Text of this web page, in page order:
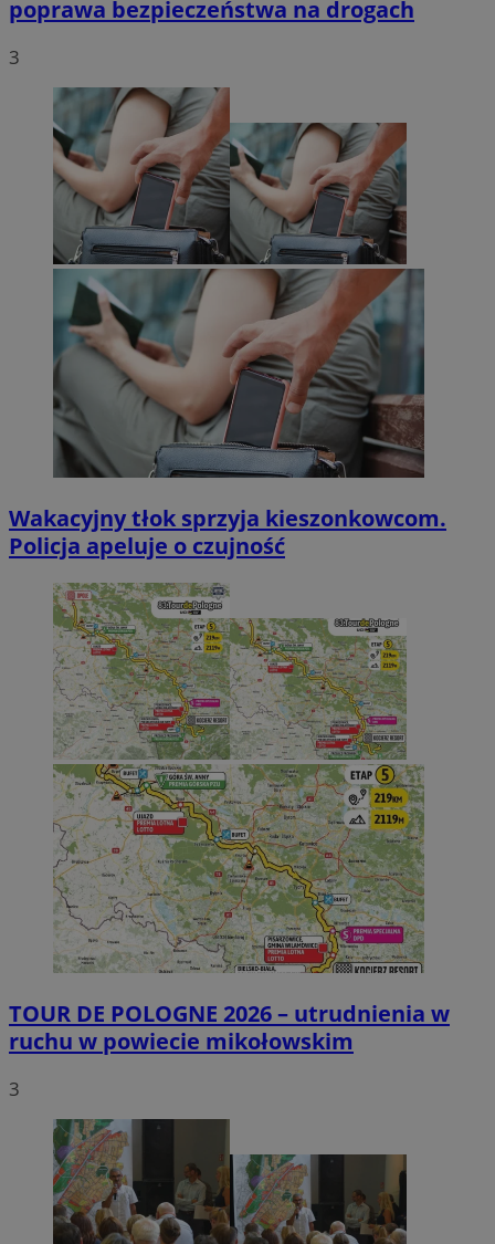
poprawa bezpieczeństwa na drogach
3
Wakacyjny tłok sprzyja kieszonkowcom.
Policja apeluje o czujność
TOUR DE POLOGNE 2026 – utrudnienia w
ruchu w powiecie mikołowskim
3